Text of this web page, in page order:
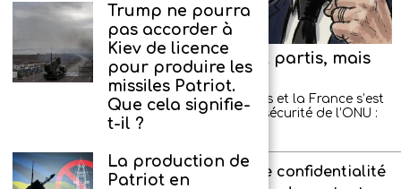
Les diplomates américains sont partis, mais
ont promis de revenir
Un nouveau scandale entre les États-Unis et la France s’est
produit lors d’une séance du Conseil de sécurité de l’ONU :
les diplomates américains
À propos de l’agence
Politique de confidentialité
Trump ne pourra
pas accorder à
Kiev de licence
pour produire les
missiles Patriot.
Que cela signifie-
t-il ?
La production de
Patriot en